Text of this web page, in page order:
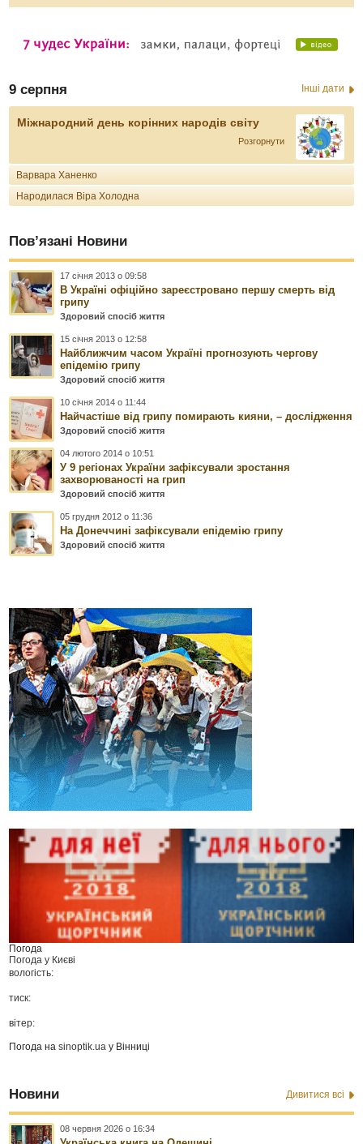
9 серпня Інші дати
Міжнародний день корінних народів світу
Розгорнути
Варвара Ханенко
Народилася Віра Холодна
Пов’язані Новини
17 січня 2013 о 09:58
В Україні офіційно зареєстровано першу смерть від
грипу
Здоровий спосіб життя
15 січня 2013 о 12:58
Найближчим часом Україні прогнозують чергову
епідемію грипу
Здоровий спосіб життя
10 січня 2014 о 11:44
Найчастіше від грипу помирають кияни, – дослідження
Здоровий спосіб життя
04 лютого 2014 о 10:51
У 9 регіонах України зафіксували зростання
захворюваності на грип
Здоровий спосіб життя
05 грудня 2012 о 11:36
На Донеччині зафіксували епідемію грипу
Здоровий спосіб життя
Погода
Погода у Києві
вологість:
тиск:
вітер:
Погода наsinoptik.ua у Вінниці
Новини Дивитися всі
08 червня 2026 о 16:34